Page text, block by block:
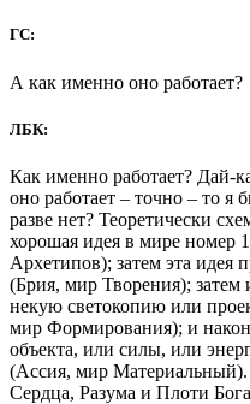
ГС:
А как именно оно работает?
ЛБК:
Как именно работает? Дай-
оно работает – точно – то
разве нет? Теоретически
хорошая идея в мире номер
Архетипов); затем эта идея
(Брия, мир Творения); затем
некую светокопию или
мир Формирования); и
объекта, или силы, или
(Ассия, мир
Сердца, Разума и Плоти